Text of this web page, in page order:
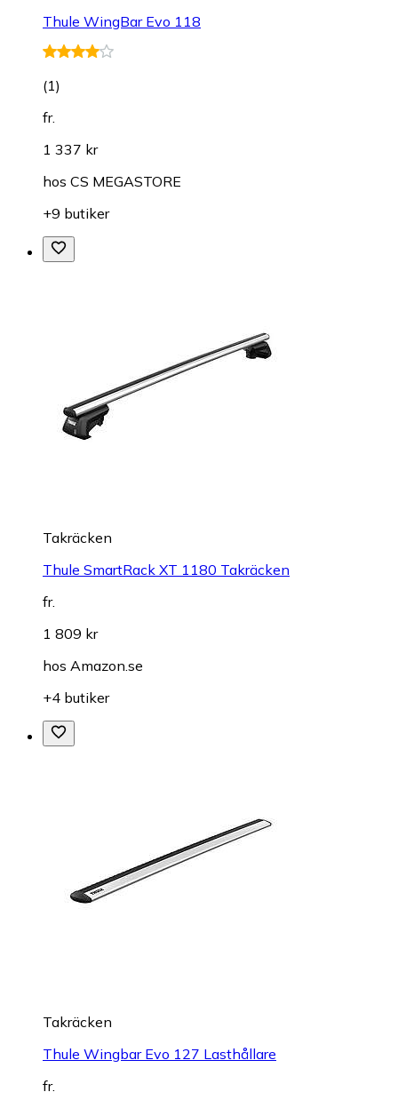
Thule WingBar Evo 118
(1)
fr.
1 337 kr
hos CS MEGASTORE
+9 butiker
Takräcken
Thule SmartRack XT 1180 Takräcken
fr.
1 809 kr
hos Amazon.se
+4 butiker
Takräcken
Thule Wingbar Evo 127 Lasthållare
fr.